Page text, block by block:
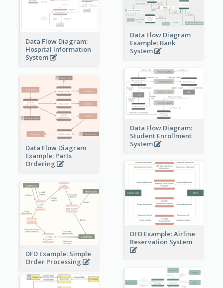
Data Flow Diagram:
Hospital Information
System
Data Flow Diagram
Example: Bank
System
Data Flow Diagram:
Student Enrollment
System
Data Flow Diagram
Example: Parts
Ordering
DFD Example: Airline
Reservation System
DFD Example: Simple
Order Processing